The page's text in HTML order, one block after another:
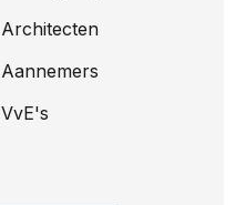
Architecten
Aannemers
VvE's